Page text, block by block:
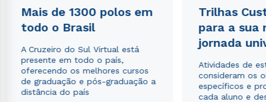
Mais de 1300 polos em
todo o Brasil
A Cruzeiro do Sul Virtual está
presente em todo o país,
oferecendo os melhores cursos
de graduação e pós-graduação a
distância do país
Trilhas
para a sua
jornada
Atividades de
consideram os
específicos e
cada aluno e
Estou de acordo com aPolítica de Privacidade.e
autorizo que meus dados sejam utilizados para o
envio de conteúdos da Cruzeiro do Sul.